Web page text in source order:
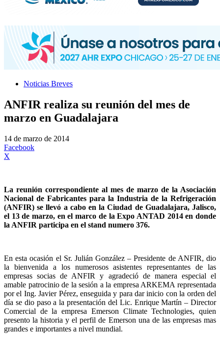
Noticias Breves
ANFIR realiza su reunión del mes de
marzo en Guadalajara
14 de marzo de 2014
Facebook
X
La reunión correspondiente al mes de marzo de la Asociación
Nacional de Fabricantes para la Industria de la Refrigeración
(ANFIR) se llevó a cabo en la Ciudad de Guadalajara, Jalisco,
el 13 de marzo, en el marco de la Expo ANTAD 2014 en donde
la ANFIR participa en el stand numero 376.
En esta ocasión el Sr. Julián González – Presidente de ANFIR, dio
la bienvenida a los numerosos asistentes representantes de las
empresas socias de ANFIR y agradeció de manera especial el
amable patrocinio de la sesión a la empresa ARKEMA representada
por el Ing. Javier Pérez, enseguida y para dar inicio con la orden del
día se dio paso a la presentación del Lic. Enrique Martín – Director
Comercial de la empresa Emerson Climate Technologies, quien
presento la historia y el perfil de Emerson una de las empresas mas
grandes e importantes a nivel mundial.